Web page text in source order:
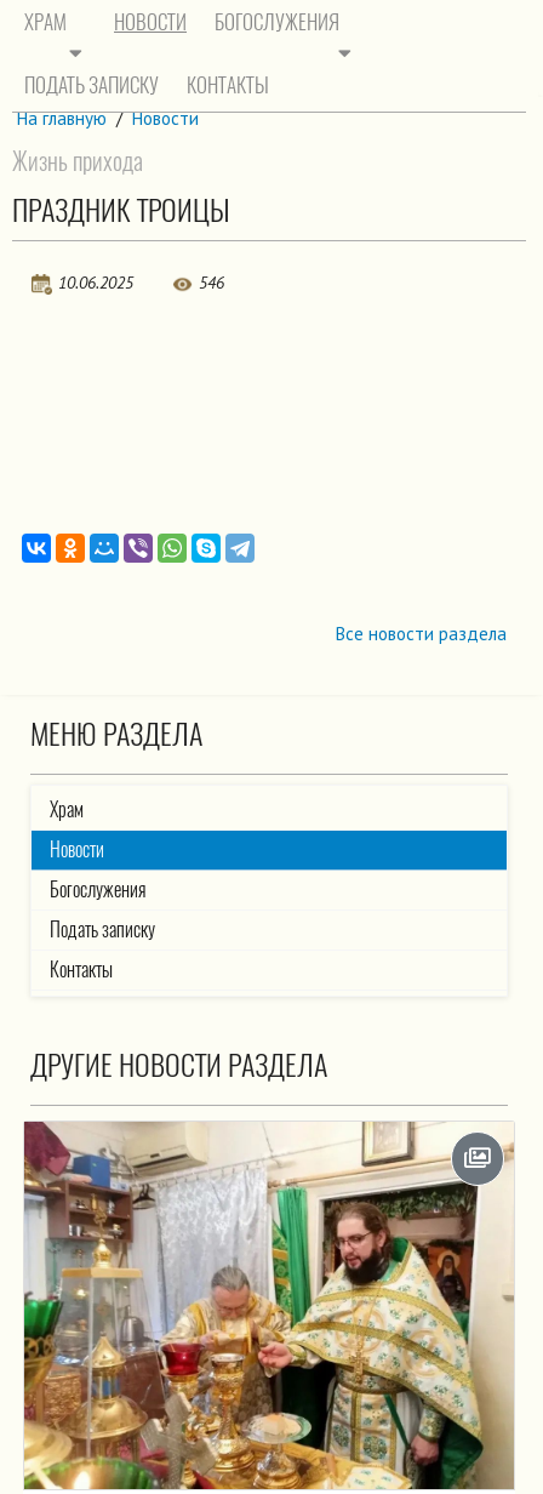
ХРАМ НОВОСТИ БОГОСЛУЖЕНИЯ
ПОДАТЬ ЗАПИСКУ КОНТАКТЫ
На главную / Новости
Жизнь прихода
ПРАЗДНИК ТРОИЦЫ
10.06.2025 546
Все новости раздела
МЕНЮ РАЗДЕЛА
Храм
Новости
Богослужения
Подать записку
Контакты
ДРУГИЕ НОВОСТИ РАЗДЕЛА